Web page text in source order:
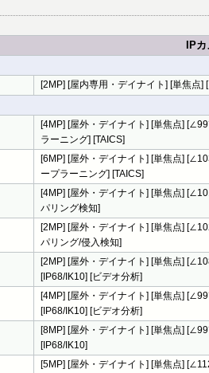
[2MP] [屋内専用・デイナイト] [単焦点
[4MP] [屋外・デイナイト] [単焦点]
ラーニング] [TAICS]
[6MP] [屋外・デイナイト] [単焦点]
ープラーニング] [TAICS]
[4MP] [屋外・デイナイト] [単焦点]
パリング検知]
[2MP] [屋外・デイナイト] [単焦点]
パリング/侵入検知]
[2MP] [屋外・デイナイト] [単焦点]
[IP68/IK10] [ビデオ分析]
[4MP] [屋外・デイナイト] [単焦点]
[IP68/IK10] [ビデオ分析]
[8MP] [屋外・デイナイト] [単焦点]
[IP68/IK10]
[5MP] [屋外・デイナイト] [単焦点]
IP